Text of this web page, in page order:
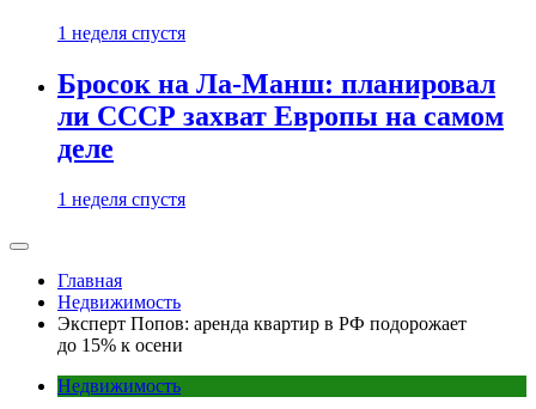
1 неделя спустя
Бросок на Ла-Манш: планировал
ли СССР захват Европы на самом
деле
1 неделя спустя
Главная
Недвижимость
Эксперт Попов: аренда квартир в РФ подорожает
до 15% к осени
Недвижимость